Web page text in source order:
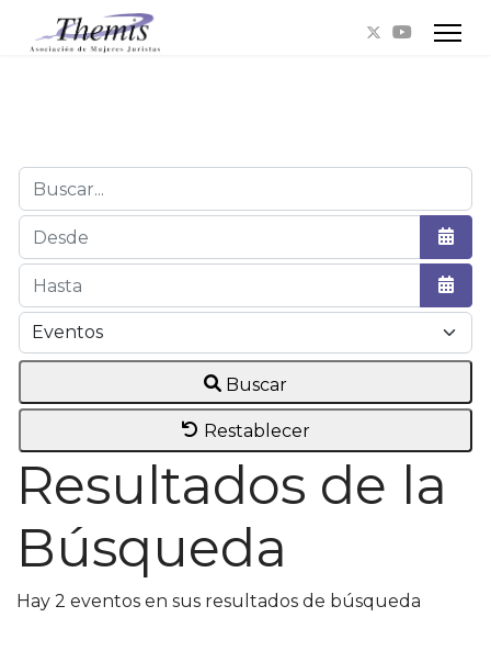
Buscar...
Buscar
Restablecer
Resultados de la
Búsqueda
Hay 2 eventos en sus resultados de búsqueda